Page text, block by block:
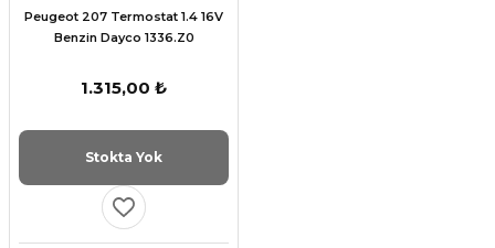
Peugeot 207 Termostat 1.4 16V
Benzin Dayco 1336.Z0
1.315,00 ₺
Stokta Yok